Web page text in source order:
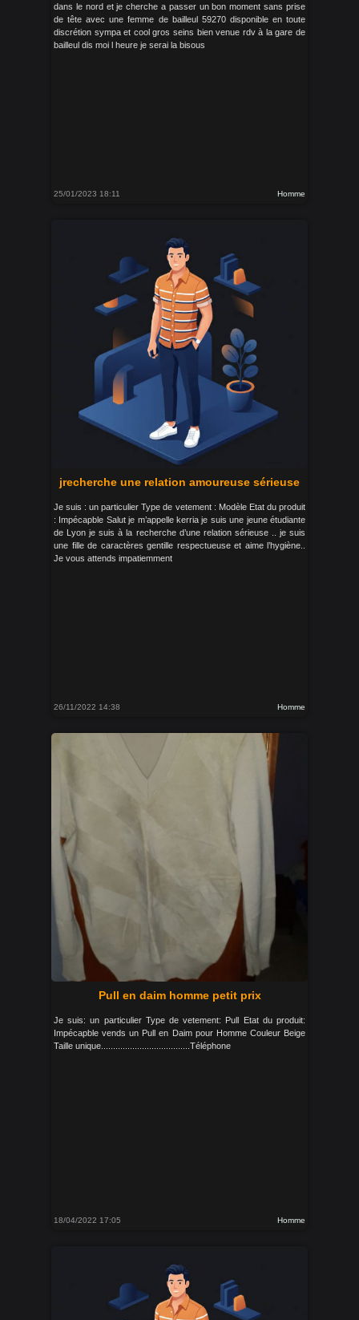
dans le nord et je cherche a passer un bon moment sans prise
de tête avec une femme de bailleul 59270 disponible en toute
discrétion sympa et cool gros seins bien venue rdv à la gare de
bailleul dis moi l heure je serai la bisous
25/01/2023 18:11 Homme
jrecherche une relation amoureuse sérieuse
Je suis : un particulier Type de vetement : Modèle Etat du produit
: Impécapble Salut je m’appelle kerria je suis une jeune étudiante
de Lyon je suis à la recherche d’une relation sérieuse .. je suis
une fille de caractères gentille respectueuse et aime l’hygiène..
Je vous attends impatiemment
26/11/2022 14:38 Homme
Pull en daim homme petit prix
Je suis: un particulier Type de vetement: Pull Etat du produit:
Impécapble vends un Pull en Daim pour Homme Couleur Beige
Taille unique.....................................Téléphone
18/04/2022 17:05 Homme